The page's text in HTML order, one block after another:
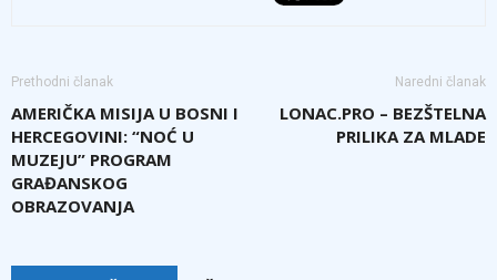
Prethodni članak
AMERIČKA MISIJA U BOSNI I
HERCEGOVINI: “NOĆ U
MUZEJU” PROGRAM
GRAĐANSKOG
OBRAZOVANJA
Naredni članak
LONAC.PRO – BEZŠTELNA
PRILIKA ZA MLADE